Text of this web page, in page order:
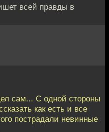
всей правды в
сам... С одной стороны
как есть и все
пострадали невинные